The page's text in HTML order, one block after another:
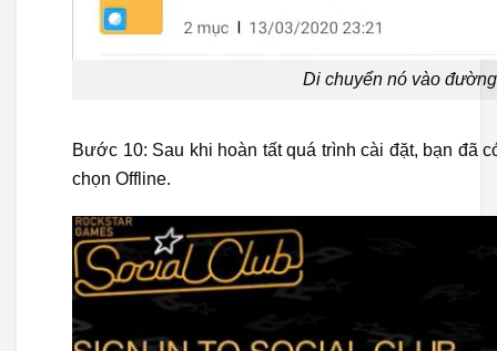
Di chuyển nó vào
Bước 10: Sau khi hoàn tất quá trình cài đặt, bạn đã
chọn Offline.